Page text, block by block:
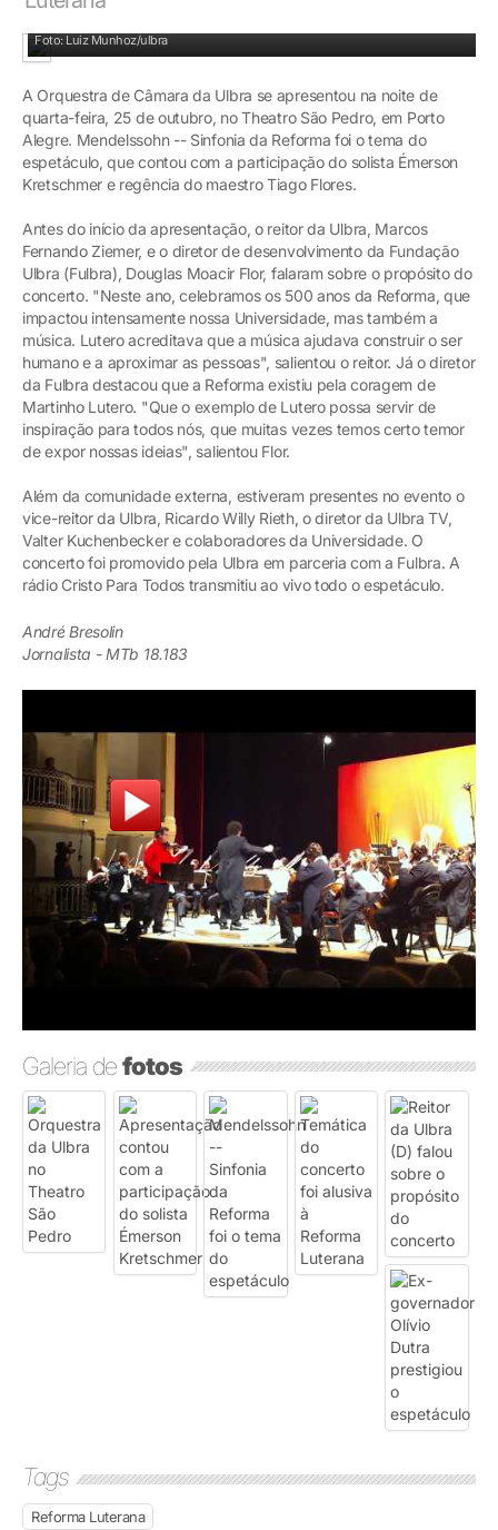
Foto: Luiz Munhoz/ulbra
A Orquestra de Câmara da Ulbra se apresentou na noite de
quarta-feira, 25 de outubro, no Theatro São Pedro, em Porto
Alegre. Mendelssohn -- Sinfonia da Reforma foi o tema do
espetáculo, que contou com a participação do solista Émerson
Kretschmer e regência do maestro Tiago Flores.
Antes do início da apresentação, o reitor da Ulbra, Marcos
Fernando Ziemer, e o diretor de desenvolvimento da Fundação
Ulbra (Fulbra), Douglas Moacir Flor, falaram sobre o propósito do
concerto. "Neste ano, celebramos os 500 anos da Reforma, que
impactou intensamente nossa Universidade, mas também a
música. Lutero acreditava que a música ajudava construir o ser
humano e a aproximar as pessoas", salientou o reitor. Já o diretor
da Fulbra destacou que a Reforma existiu pela coragem de
Martinho Lutero. "Que o exemplo de Lutero possa servir de
inspiração para todos nós, que muitas vezes temos certo temor
de expor nossas ideias", salientou Flor.
Além da comunidade externa, estiveram presentes no evento o
vice-reitor da Ulbra, Ricardo Willy Rieth, o diretor da Ulbra TV,
Valter Kuchenbecker e colaboradores da Universidade. O
concerto foi promovido pela Ulbra em parceria com a Fulbra. A
rádio Cristo Para Todos transmitiu ao vivo todo o espetáculo.
André Bresolin
Jornalista - MTb 18.183
Galeria defotos
Tags
Reforma Luterana